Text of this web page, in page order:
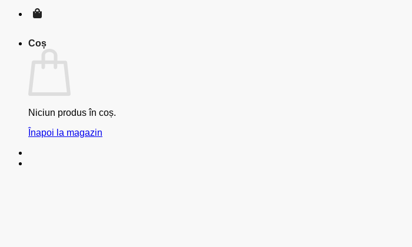
Coș
Niciun produs în coș.
Înapoi la magazin